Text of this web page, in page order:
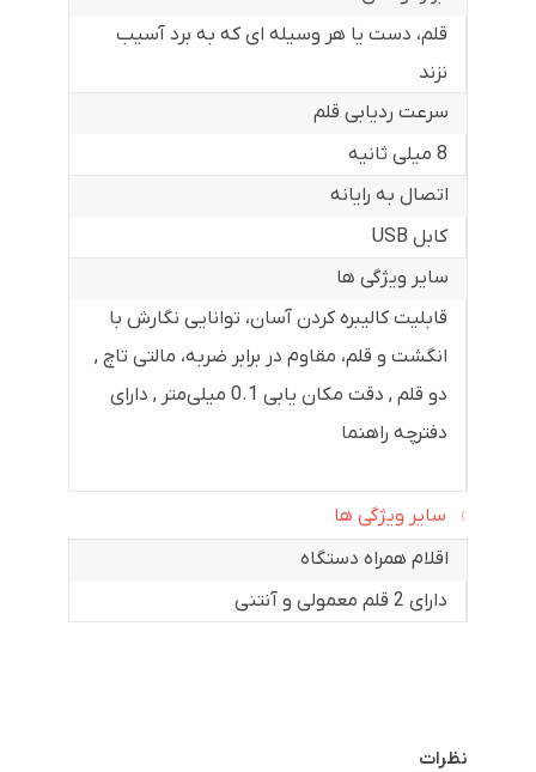
قلم، دست یا هر وسیله ای که به برد آسیب
نزند
سرعت ردیابی قلم
8 میلی ثانیه
اتصال به رایانه
کابل USB
سایر ویژگی ها
قابلیت کالیبره کردن آسان، توانایی نگارش با
انگشت و قلم، مقاوم در برابر ضربه، مالتی تاچ ,
دو قلم , دقت مکان یابی 0.1 میلی‌متر , دارای
دفترچه راهنما
سایر ویژگی ها
اقلام همراه دستگاه
دارای 2 قلم معمولی و آنتنی
نظرات